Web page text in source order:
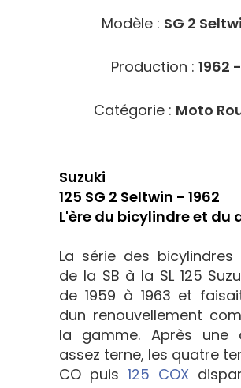
Modèle : SG 2
Production : 1962 -
Catégorie : Moto
Suzuki
125 SG 2 Seltwin - 1962
L'ère du bicylindre et du
La série des bicylindres
de la SB à la SL 125
de 1959 à 1963 et
dun renouvellement
la gamme. Après une
assez terne, les quatre
CO puis 125 COX